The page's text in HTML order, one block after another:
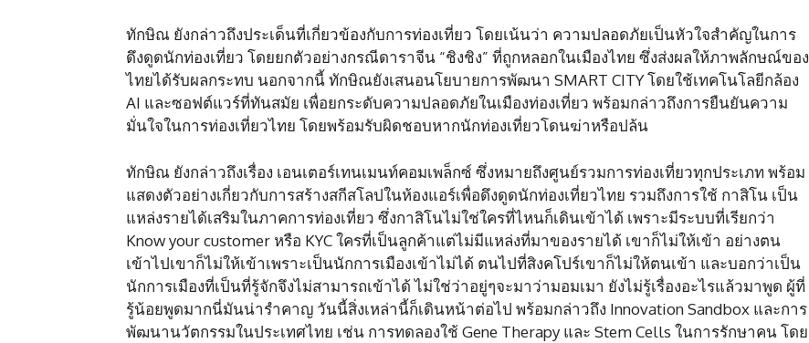
ทักษิณ ยังกล่าวถึงประเด็นที่เกี่ยวข้องกับการท่องเที่ยว โดยเน้นว่า ความปลอดภัยเป็นหัวใจสำคัญในการ
ดึงดูดนักท่องเที่ยว โดยยกตัวอย่างกรณีดาราจีน “ชิงชิง” ที่ถูกหลอกในเมืองไทย ซึ่งส่งผลให้ภาพลักษณ์ของ
ไทยได้รับผลกระทบ นอกจากนี้ ทักษิณยังเสนอนโยบายการพัฒนา SMART CITY โดยใช้เทคโนโลยีกล้อง
AI และซอฟต์แวร์ที่ทันสมัย เพื่อยกระดับความปลอดภัยในเมืองท่องเที่ยว พร้อมกล่าวถึงการยืนยันความ
มั่นใจในการท่องเที่ยวไทย โดยพร้อมรับผิดชอบหากนักท่องเที่ยวโดนฆ่าหรือปล้น
ทักษิณ ยังกล่าวถึงเรื่อง เอนเตอร์เทนเมนท์คอมเพล็กซ์ ซึ่งหมายถึงศูนย์รวมการท่องเที่ยวทุกประเภท พร้อม
แสดงตัวอย่างเกี่ยวกับการสร้างสกีสโลปในห้องแอร์เพื่อดึงดูดนักท่องเที่ยวไทย รวมถึงการใช้ กาสิโน เป็น
แหล่งรายได้เสริมในภาคการท่องเที่ยว ซึ่งกาสิโนไม่ใช่ใครที่ไหนก็เดินเข้าได้ เพราะมีระบบที่เรียกว่า
Know your customer หรือ KYC ใครที่เป็นลูกค้าแต่ไม่มีแหล่งที่มาของรายได้ เขาก็ไม่ให้เข้า อย่างตน
เข้าไปเขาก็ไม่ให้เข้าเพราะเป็นนักการเมืองเข้าไม่ได้ ตนไปที่สิงคโปร์เขาก็ไม่ให้ตนเข้า และบอกว่าเป็น
นักการเมืองที่เป็นที่รู้จักจึงไม่สามารถเข้าได้ ไม่ใช่ว่าอยู่ๆจะมาว่ามอมเมา ยังไม่รู้เรื่องอะไรแล้วมาพูด ผู้ที่
รู้น้อยพูดมากนี่มันน่ารำคาญ วันนี้สิ่งเหล่านี้ก็เดินหน้าต่อไป พร้อมกล่าวถึง Innovation Sandbox และการ
พัฒนานวัตกรรมในประเทศไทย เช่น การทดลองใช้ Gene Therapy และ Stem Cells ในการรักษาคน โดย